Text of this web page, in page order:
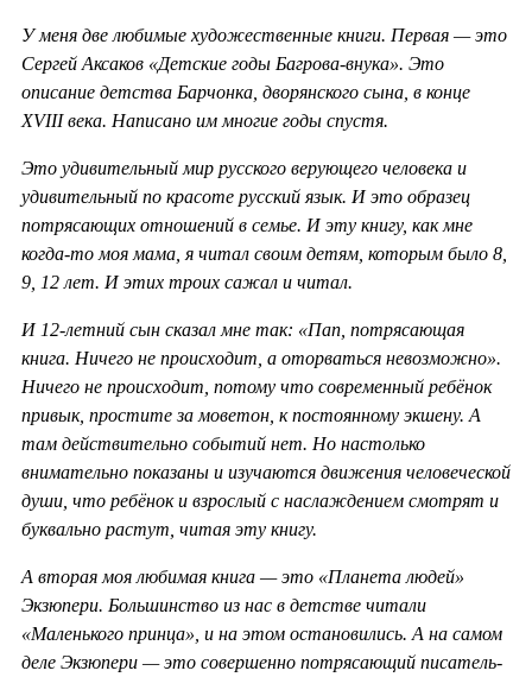
У меня две любимые художественные книги. Первая — это
Сергей Аксаков «Детские годы Багрова-внука». Это
описание детства Барчонка, дворянского сына, в конце
XVIII века. Написано им многие годы спустя.
Это удивительный мир русского верующего человека и
удивительный по красоте русский язык. И это образец
потрясающих отношений в семье. И эту книгу, как мне
когда-то моя мама, я читал своим детям, которым было 8,
9, 12 лет. И этих троих сажал и читал.
И 12-летний сын сказал мне так: «Пап, потрясающая
книга. Ничего не происходит, а оторваться невозможно».
Ничего не происходит, потому что современный ребёнок
привык, простите за моветон, к постоянному экшену. А
там действительно событий нет. Но настолько
внимательно показаны и изучаются движения человеческой
души, что ребёнок и взрослый с наслаждением смотрят и
буквально растут, читая эту книгу.
А вторая моя любимая книга — это «Планета людей»
Экзюпери. Большинство из нас в детстве читали
«Маленького принца», и на этом остановились. А на самом
деле Экзюпери — это совершенно потрясающий писатель-